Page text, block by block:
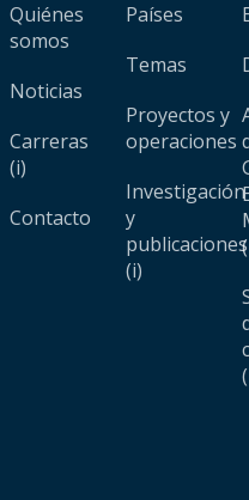
Quiénes
somos
Noticias
Carreras
(i)
Contacto
Países
Temas
Proyectos y
operaciones
Investigación
y
publicaciones
(i)